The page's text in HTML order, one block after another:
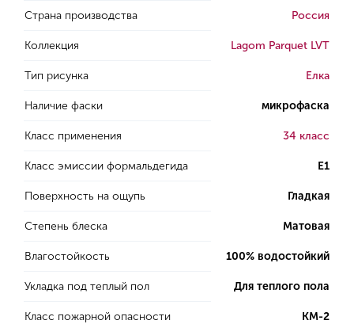
Страна производства Россия
Коллекция Lagom Parquet LVT
Тип рисунка Елка
Наличие фаски микрофаска
Класс применения 34 класс
Класс эмиссии формальдегида E1
Поверхность на ощупь Гладкая
Степень блеска Матовая
Влагостойкость 100% водостойкий
Укладка под теплый пол Для теплого пола
Класс пожарной опасности КМ-2